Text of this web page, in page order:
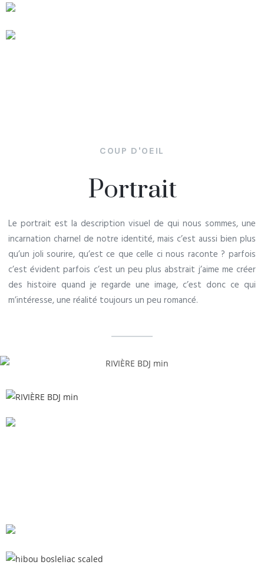
COUP D'OEIL
Portrait
Le portrait est la description visuel de qui nous sommes, une
incarnation charnel de notre identité, mais c’est aussi bien plus
qu’un joli sourire, qu’est ce que celle ci nous raconte ? parfois
c’est évident parfois c’est un peu plus abstrait j’aime me créer
des histoire quand je regarde une image, c’est donc ce qui
m’intéresse, une réalité toujours un peu romancé.